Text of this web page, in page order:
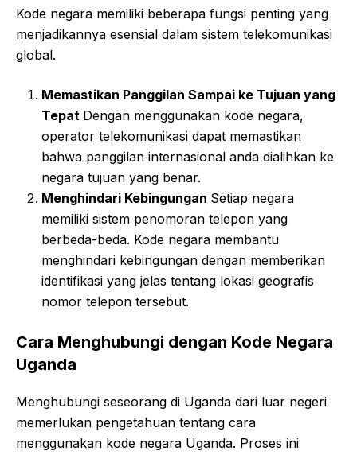
Kode negara memiliki beberapa fungsi penting yang
menjadikannya esensial dalam sistem telekomunikasi
global.
Memastikan Panggilan Sampai ke Tujuan yang
Tepat Dengan menggunakan kode negara,
operator telekomunikasi dapat memastikan
bahwa panggilan internasional anda dialihkan ke
negara tujuan yang benar.
Menghindari Kebingungan Setiap negara
memiliki sistem penomoran telepon yang
berbeda-beda. Kode negara membantu
menghindari kebingungan dengan memberikan
identifikasi yang jelas tentang lokasi geografis
nomor telepon tersebut.
Cara Menghubungi dengan Kode Negara
Uganda
Menghubungi seseorang di Uganda dari luar negeri
memerlukan pengetahuan tentang cara
menggunakan kode negara Uganda. Proses ini